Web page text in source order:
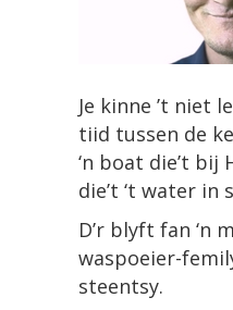
Je kinne ’t niet
tiid tussen de
‘n boat die’t bij
die’t ‘t water in
D’r blyft fan ‘n
waspoeier-
steentsy.